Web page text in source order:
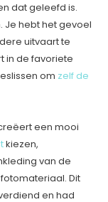
dat geleefd is.
Je hebt het gevoel
uitvaart te
in de favoriete
om zelf de
een mooi
kiezen,
van de
Dit
en had